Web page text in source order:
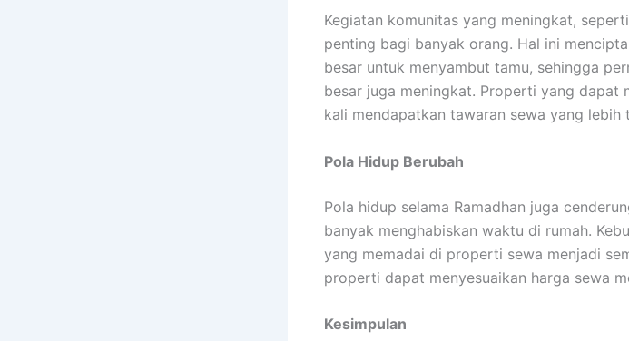
Kegiatan komunitas yang meningkat,
penting bagi banyak orang. Hal ini
besar untuk menyambut tamu, sehingga
besar juga meningkat. Properti yang dapat
kali mendapatkan tawaran sewa yang lebih
Pola Hidup Berubah
Pola hidup selama Ramadhan juga
banyak menghabiskan waktu di rumah.
yang memadai di properti sewa menjadi
properti dapat menyesuaikan harga sewa
Kesimpulan